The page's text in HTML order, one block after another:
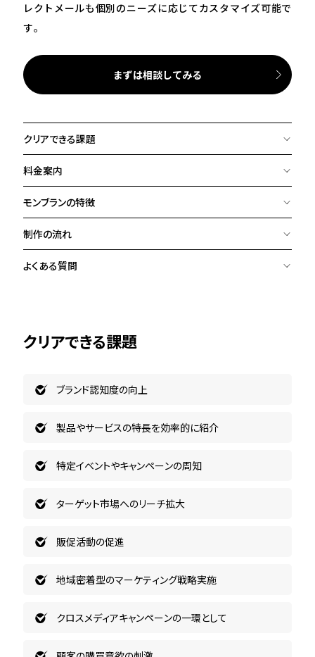
レクトメールも個別のニーズに応じてカスタマイズ可能で
す。
まずは相談してみる
クリアできる課題
料金案内
モンブランの特徴
制作の流れ
よくある質問
クリアできる課題
ブランド認知度の向上
製品やサービスの特長を効率的に紹介
特定イベントやキャンペーンの周知
ターゲット市場へのリーチ拡大
販促活動の促進
地域密着型のマーケティング戦略実施
クロスメディアキャンペーンの一環として